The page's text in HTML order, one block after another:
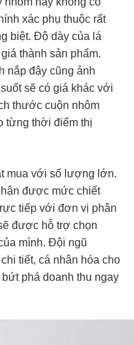
xác phụ thuộc rất
biệt. Độ dày của lá
thành sản phẩm.
nắp đậy cũng ảnh
sẽ có giá khác với
thước cuộn nhôm
từng thời điểm thị
mua với số lượng lớn.
được mức chiết
tiếp với đơn vị phân
được hỗ trợ chọn
mình. Đội ngũ
tiết, cá nhân hóa cho
phá doanh thu ngay